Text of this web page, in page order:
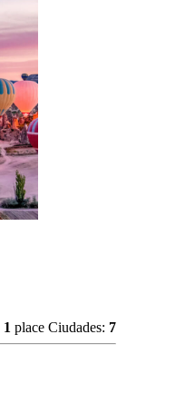
1 place Ciudades: 7